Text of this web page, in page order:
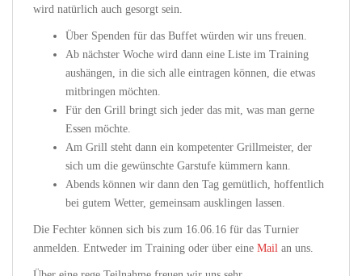
wird natürlich auch gesorgt sein.
Über Spenden für das Buffet würden wir uns freuen.
Ab nächster Woche wird dann eine Liste im Training
aushängen, in die sich alle eintragen können, die etwas
mitbringen möchten.
Für den Grill bringt sich jeder das mit, was man gerne
Essen möchte.
Am Grill steht dann ein kompetenter Grillmeister, der
sich um die gewünschte Garstufe kümmern kann.
Abends können wir dann den Tag gemütlich, hoffentlich
bei gutem Wetter, gemeinsam ausklingen lassen.
Die Fechter können sich bis zum 16.06.16 für das Turnier
anmelden. Entweder im Training oder über eine Mail an uns.